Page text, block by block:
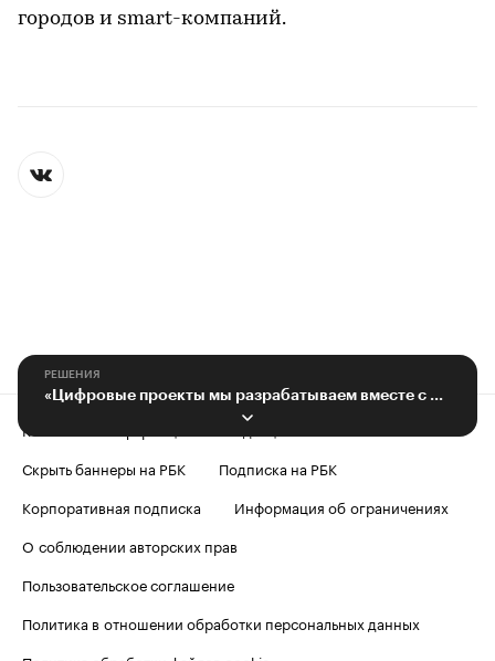
городов и smart-компаний.
РЕШЕНИЯ
Контактная информация
Редакция
Скрыть баннеры на РБК
Подписка на РБК
Корпоративная подписка
Информация об ограничениях
О соблюдении авторских прав
Пользовательское соглашение
Политика в отношении обработки персональных данных